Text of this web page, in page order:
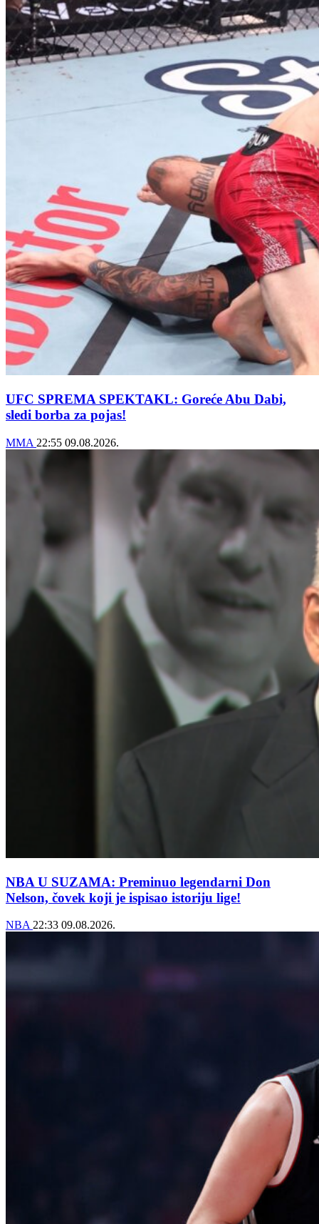
UFC SPREMA SPEKTAKL: Goreće Abu Dabi,
sledi borba za pojas!
MMA 22:55 09.08.2026.
NBA U SUZAMA: Preminuo legendarni Don
Nelson, čovek koji je ispisao istoriju lige!
NBA 22:33 09.08.2026.